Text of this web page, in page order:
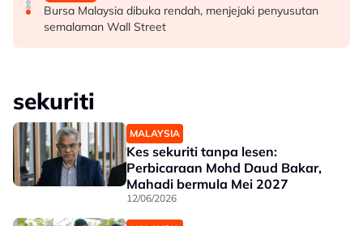
Konvoi Darat Palestin tiba di Gaziantep dalam
perjalanan ke wilayah Palestin
Siasatan segera tragedi renjatan elektrik tiga anggota
polis - Saifuddin Nasution
Bursa Malaysia dibuka rendah, menjejaki penyusutan
semalaman Wall Street
sekuriti
MALAYSIA
Kes sekuriti tanpa lesen:
Perbicaraan Mohd Daud Bakar,
Mahadi bermula Mei 2027
12/06/2026